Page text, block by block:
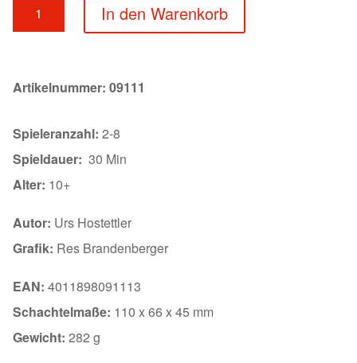
Menge
In den Warenkorb
Artikelnummer: 09111
Spieleranzahl: 2-8
Spieldauer: 30 Min
Alter: 10+
Autor: Urs Hostettler
Grafik: Res Brandenberger
EAN: 4011898091113
Schachtelmaße: 110 x 66 x 45 mm
Gewicht: 282 g